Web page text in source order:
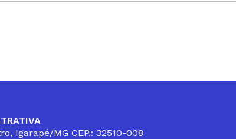
Igarapé/MG CEP.: 32510-008